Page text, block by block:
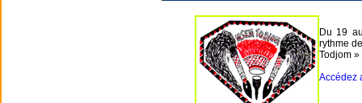
Du 19
rythme
Todjom »
Accédez